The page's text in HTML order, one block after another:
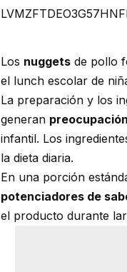
Los nuggets de pollo
el lunch escolar de
La preparación y los
generan preocupación
infantil. Los
la dieta diaria.
En una porción
potenciadores de
el producto durante